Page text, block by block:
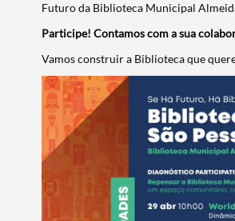
Termo de Pesquisa
Futuro da Biblioteca Municipal
Participe! Contamos com a sua
Vamos construir a Biblioteca que